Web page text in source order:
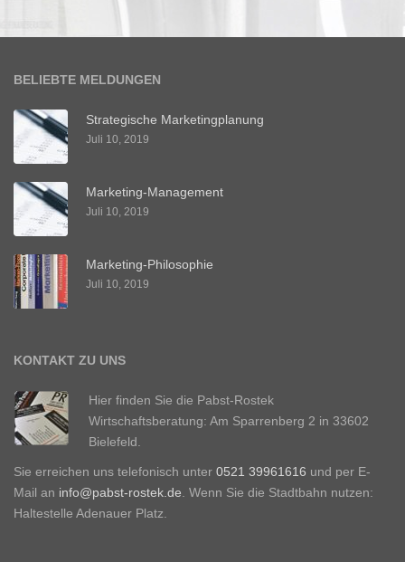
BELIEBTE MELDUNGEN
Strategische Marketingplanung
Juli 10, 2019
Marketing-Management
Juli 10, 2019
Marketing-Philosophie
Juli 10, 2019
KONTAKT ZU UNS
Hier finden Sie die Pabst-Rostek
Wirtschaftsberatung: Am Sparrenberg 2 in 33602
Bielefeld.
Sie erreichen uns telefonisch unter 0521 39961616 und per E-
Mail an info@pabst-rostek.de . Wenn Sie die Stadtbahn nutzen:
Haltestelle Adenauer Platz.